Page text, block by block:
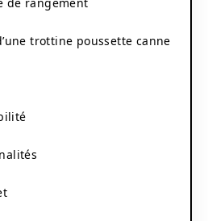
trottine poussette canne